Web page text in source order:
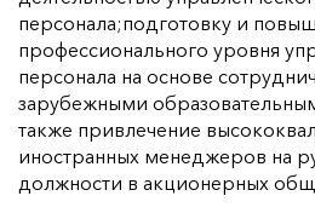
персонала;подготовку и
профессионального уровня
персонала на основе
зарубежными
также привлечение
иностранных менеджеров на
должности в акционерных